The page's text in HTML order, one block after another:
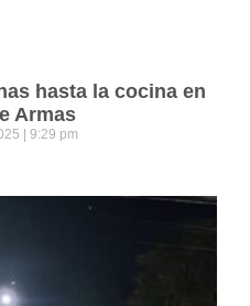
hasta la cocina en
Armas
9:29 pm